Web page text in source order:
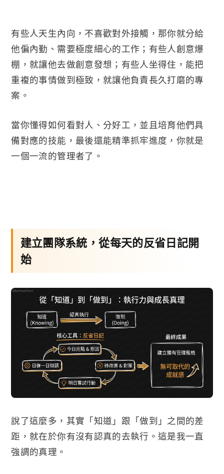
有些人天生內向，不喜歡對外接觸，那你就分給
他偏內勤、需要極度細心的工作；有些人創意爆
棚，就讓他去做創意發想；有些人坐得住，能把
重複的事情做到極致，就讓他負責長久打磨的專
案。
當你懂得如何看對人、分好工，並且培育他們具
備對應的技能，最後還能精準抓牢進度，你就是
一個一流的管理者了。
建立團隊系統，從每天的反省日記開
始
說了這麼多，其實「知道」跟「做到」之間的差
距，就在於你有沒有認真的去執行。這是我一直
強調的真理。